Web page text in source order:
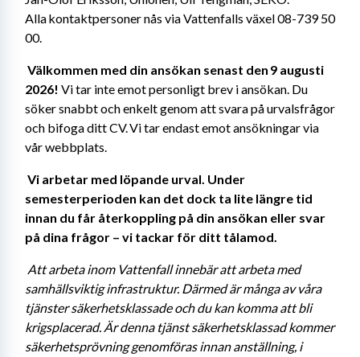
Alla kontaktpersoner nås via Vattenfalls växel 08-739 50
00.
Välkommen med din ansökan senast den 9 augusti
2026! Vi tar inte emot personligt brev i ansökan. Du
söker snabbt och enkelt genom att svara på urvalsfrågor
och bifoga ditt CV. Vi tar endast emot ansökningar via
vår webbplats.
Vi arbetar med löpande urval. Under
semesterperioden kan det dock ta lite längre tid
innan du får återkoppling på din ansökan eller svar
på dina frågor – vi tackar för ditt tålamod.
Att arbeta inom Vattenfall innebär att arbeta med
samhällsviktig infrastruktur. Därmed är många av våra
tjänster säkerhetsklassade och du kan komma att bli
krigsplacerad. Är denna tjänst säkerhetsklassad kommer
säkerhetsprövning genomföras innan anställning, i